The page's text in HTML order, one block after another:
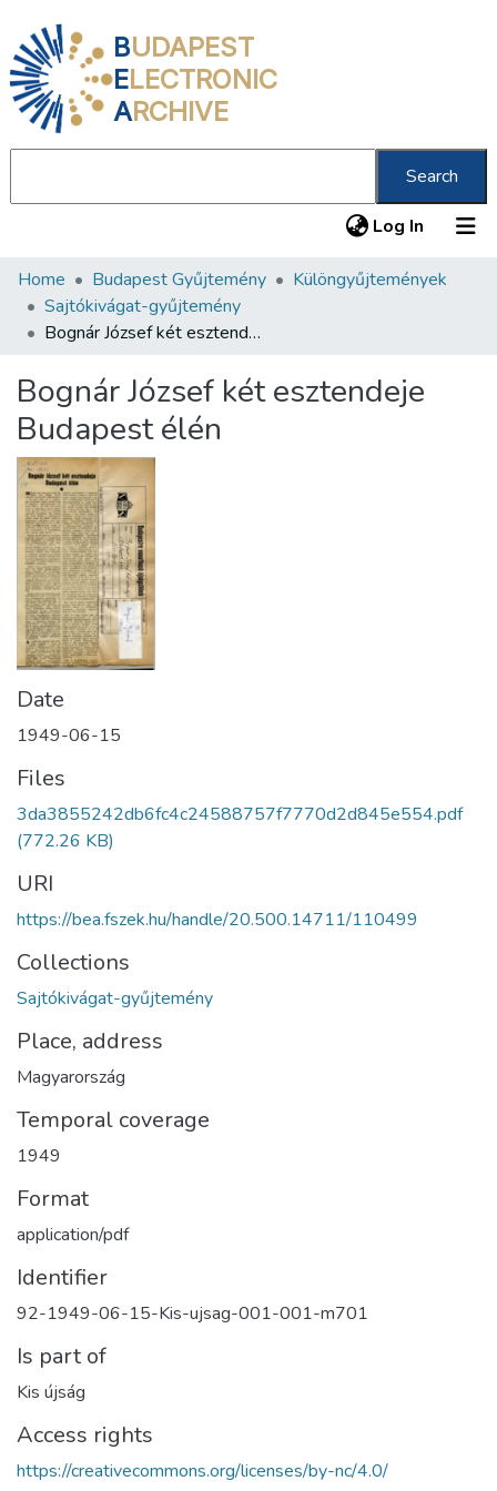
BUDAPEST
ELECTRONIC
ARCHIVE
Search
Log In (current)
Communities & Collections
All of DSpace
About us
Home Budapest Gyűjtemény
Különgyűjtemények
Sajtókivágat-gyűjtemény
Bognár József két esztendeje Budapest élén
Bognár József két esztendeje
Budapest élén
Date
1949-06-15
Files
3da3855242db6fc4c24588757f7770d2d845e554.pdf
(772.26 KB)
URI
https://bea.fszek.hu/handle/20.500.14711/110499
Collections
Sajtókivágat-gyűjtemény
Place, address
Magyarország
Temporal coverage
1949
Format
application/pdf
Identifier
92-1949-06-15-Kis-ujsag-001-001-m701
Is part of
Kis újság
Access rights
https://creativecommons.org/licenses/by-nc/4.0/